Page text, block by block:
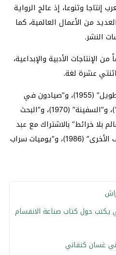
إنتاجا وتنوعا، إذ عالج الرواية
من الأعمال العالمية، كما
النشر.
الإنتاجات الأدبية والإبداعية،
عشرة لغة.
من مؤلفاته: “صراخ في ليل طويل” (1955)، و”صيادون في
شارع ضيق”- بالإنجليزية (1960)، و”السفينة” (1970)، و”البحث
(1978)، و”عالم بلا خرائط” بالاشتراك مع عبد
الرحمن منيف (1982)، و”الغرف الأخرى” (1986)، و”يوميات سراب
يكتب حول كتاب صناعة الانقسام
غسان كنفاني